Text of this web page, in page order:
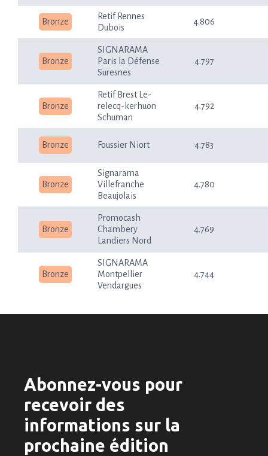
Bronze
Retif Rennes
Dubois
4.806
Bronze
SIGNARAMA
Paris la Défense
Suresnes
4.797
Bronze
Retif Brest Le-
relecq-kerhuon
Schuman
4.792
Bronze Foussier Niort 4.783
Bronze
Signarama
Villefranche
Beaujolais
4.780
Bronze
Promocash
Chambery
Landiers Nord
4.769
Bronze
SIGNARAMA
Montpellier
Vendargues
4.744
Abonnez-vous pour
recevoir des
informations sur la
prochaine édition